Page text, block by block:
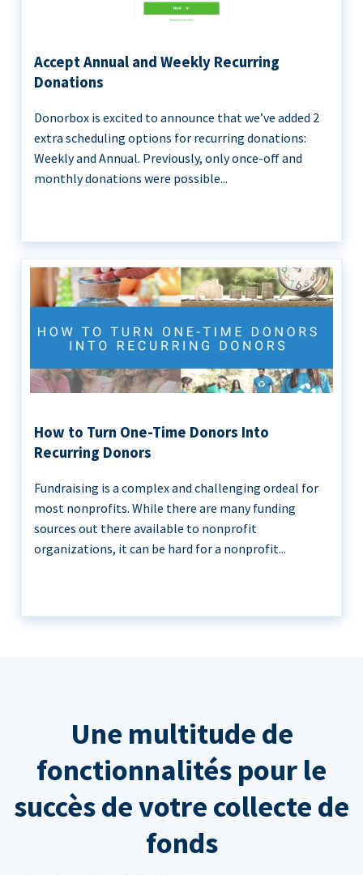
Accept Annual and Weekly Recurring
Donations
Donorbox is excited to announce that we’ve added 2
extra scheduling options for recurring donations:
Weekly and Annual. Previously, only once-off and
monthly donations were possible...
How to Turn One-Time Donors Into
Recurring Donors
Fundraising is a complex and challenging ordeal for
most nonprofits. While there are many funding
sources out there available to nonprofit
organizations, it can be hard for a nonprofit...
Une multitude de
fonctionnalités pour le
succès de votre collecte de
fonds